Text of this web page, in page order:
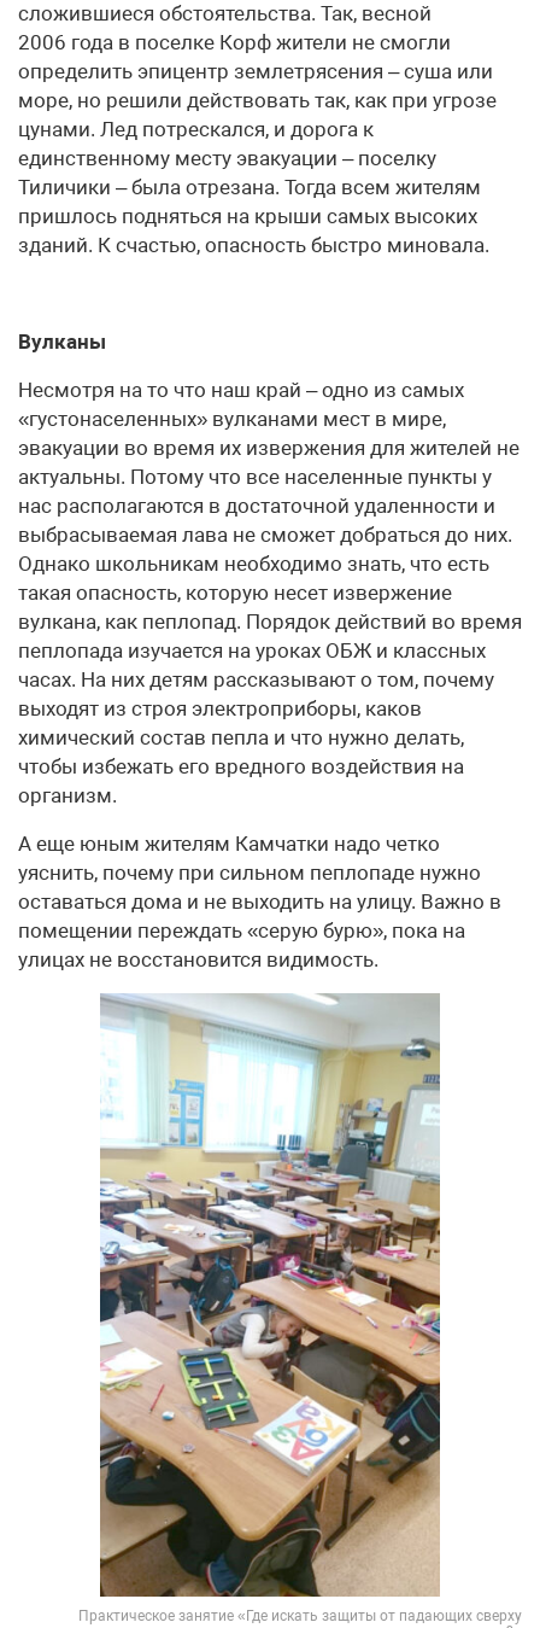
сложившиеся обстоятельства. Так, весной
2006 года в поселке Корф жители не смогли
определить эпицентр землетрясения – суша или
море, но решили действовать так, как при угрозе
цунами. Лед потрескался, и дорога к
единственному месту эвакуации – поселку
Тиличики – была отрезана. Тогда всем жителям
пришлось подняться на крыши самых высоких
зданий. К счастью, опасность быстро миновала.
Вулканы
Несмотря на то что наш край – одно из самых
«густонаселенных» вулканами мест в мире,
эвакуации во время их извержения для жителей не
актуальны. Потому что все населенные пункты у
нас располагаются в достаточной удаленности и
выбрасываемая лава не сможет добраться до них.
Однако школьникам необходимо знать, что есть
такая опасность, которую несет извержение
вулкана, как пеплопад. Порядок действий во время
пеплопада изучается на уроках ОБЖ и классных
часах. На них детям рассказывают о том, почему
выходят из строя электроприборы, каков
химический состав пепла и что нужно делать,
чтобы избежать его вредного воздействия на
организм.
А еще юным жителям Камчатки надо четко
уяснить, почему при сильном пеплопаде нужно
оставаться дома и не выходить на улицу. Важно в
помещении переждать «серую бурю», пока на
улицах не восстановится видимость.
Практическое занятие «Где искать защиты от падающих сверху